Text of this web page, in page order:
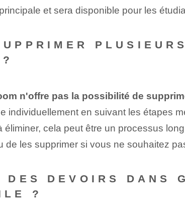
et sera disponible pour les
n'offre pas la possibilité de
individuellement en suivant les étapes
cela peut être un processus
de les supprimer si vous ne souhaitez
DEVOIRS DANS
?